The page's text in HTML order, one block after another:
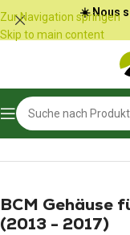
Cookie-Einstellungen
Zur Navigation springen
Skip to main content
☀️ Nous
Start/LKW und Busse
BCM Gehäuse
(2013 - 2017)